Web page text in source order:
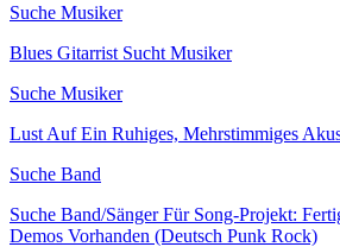
Suche Musiker
Blues Gitarrist Sucht Musiker
Suche Musiker
Lust Auf Ein Ruhiges, Mehrstimmiges
Suche Band
Suche Band/Sänger Für Song-Projekt:
Demos Vorhanden (Deutsch Punk Rock)